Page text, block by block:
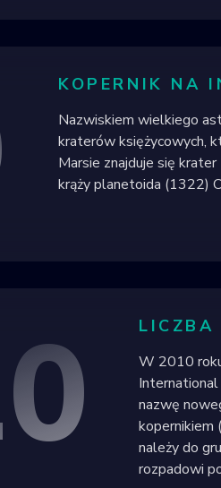
KOPERNIK NA
Nazwiskiem wielkiego
kraterów księżycowych,
Marsie znajduje się krater
krąży planetoida (1322)
LICZBA
W 2010
nazwę
kopernikiem
należy do
rozpadowi